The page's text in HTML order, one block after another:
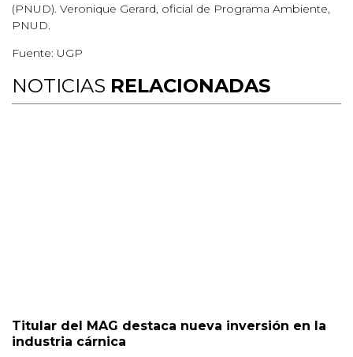
(PNUD). Veronique Gerard, oficial de Programa Ambiente,
PNUD.
Fuente: UGP
NOTICIAS RELACIONADAS
Titular del MAG destaca nueva inversión en la
industria cárnica